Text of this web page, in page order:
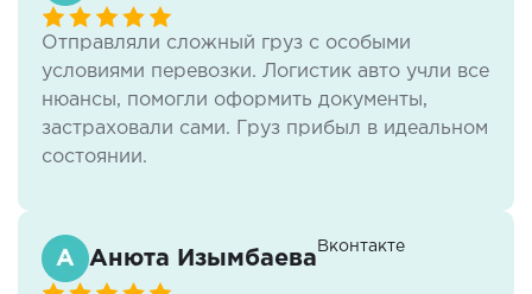
Отправляли сложный груз с особыми
условиями перевозки. Логистик авто учли все
нюансы, помогли оформить документы,
застраховали сами. Груз прибыл в идеальном
состоянии.
Анюта Изымбаева
Вконтакте